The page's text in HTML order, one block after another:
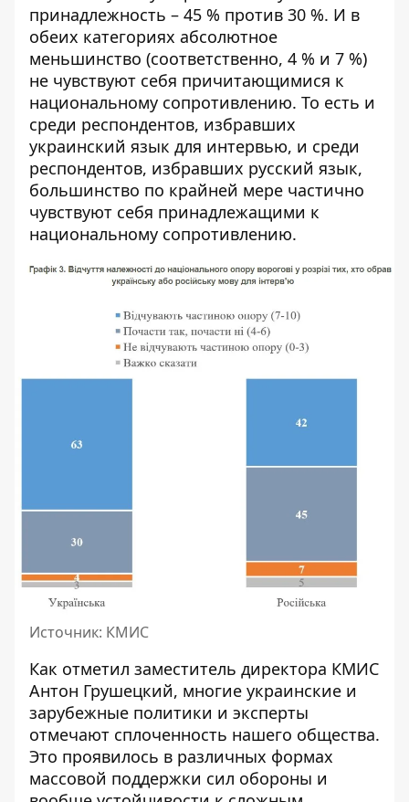
принадлежность – 45 % против 30 %. И в
обеих категориях абсолютное
меньшинство (соответственно, 4 % и 7 %)
не чувствуют себя причитающимися к
национальному сопротивлению. То есть и
среди респондентов, избравших
украинский язык для интервью, и среди
респондентов, избравших русский язык,
большинство по крайней мере частично
чувствуют себя принадлежащими к
национальному сопротивлению.
Источник: КМИС
Как отметил заместитель директора КМИС
Антон Грушецкий, многие украинские и
зарубежные политики и эксперты
отмечают сплоченность нашего общества.
Это проявилось в различных формах
массовой поддержки сил обороны и